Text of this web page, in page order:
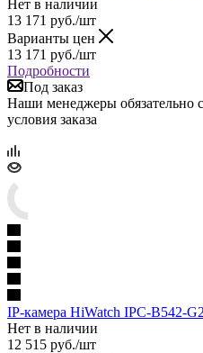
Нет в наличии
13 171 руб./шт
Варианты цен
13 171 руб./шт
Подробности
Под заказ
Наши менеджеры обязательно
условия заказа
IP-камера HiWatch IPC-B542-
Нет в наличии
12 515 руб./шт